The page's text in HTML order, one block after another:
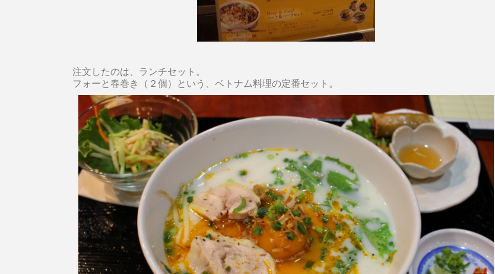
注文したのは、ランチセット。
フォーと春巻き（２個）という、ベトナム料理の定番セット。